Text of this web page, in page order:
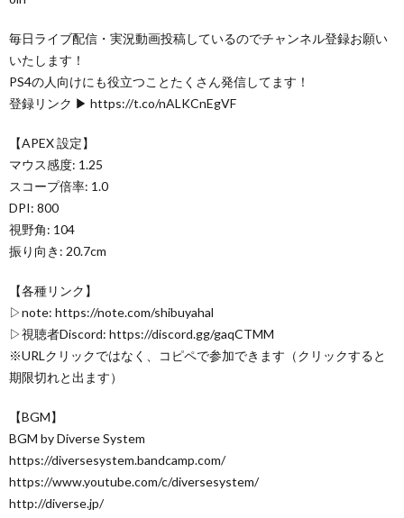
毎日ライブ配信・実況動画投稿しているのでチャンネル登録お願い
いたします！
PS4の人向けにも役立つことたくさん発信してます！
登録リンク ▶ https://t.co/nALKCnEgVF
【APEX 設定】
マウス感度: 1.25
スコープ倍率: 1.0
DPI: 800
視野角: 104
振り向き: 20.7cm
【各種リンク】
▷note: https://note.com/shibuyahal
▷視聴者Discord: https://discord.gg/gaqCTMM
※URLクリックではなく、コピペで参加できます（クリックすると
期限切れと出ます）
【BGM】
BGM by Diverse System
https://diversesystem.bandcamp.com/
https://www.youtube.com/c/diversesystem/
http://diverse.jp/